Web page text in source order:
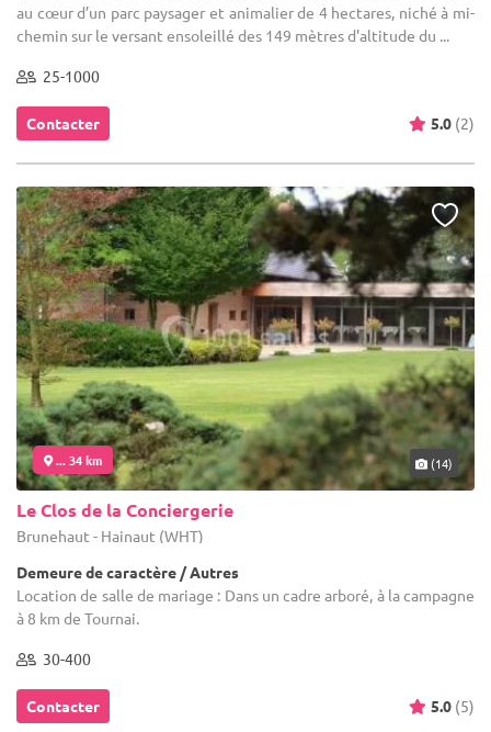
au cœur d’un parc paysager et animalier de 4 hectares, niché à mi-
chemin sur le versant ensoleillé des 149 mètres d'altitude du ...
25-1000
Contacter 5.0 (2)
... 34 km (14)
Le Clos de la Conciergerie
Brunehaut - Hainaut (WHT)
Demeure de caractère / Autres
Location de salle de mariage : Dans un cadre arboré, à la campagne
à 8 km de Tournai.
30-400
Contacter 5.0 (5)